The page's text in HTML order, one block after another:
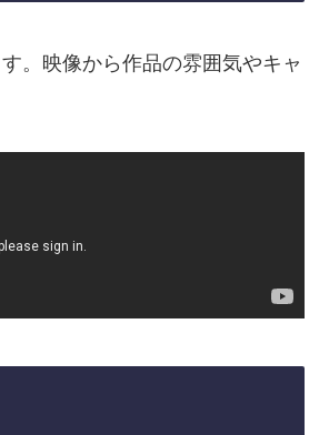
。映像から作品の雰囲気やキャ